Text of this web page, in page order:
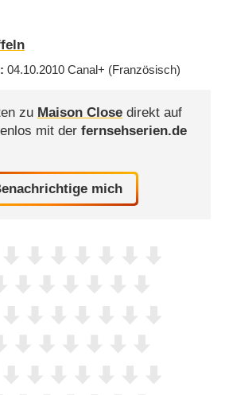
04.10.2010 Canal+ (Französisch)
zu Maison Closedirekt auf
mit der fernsehserien.de
mich